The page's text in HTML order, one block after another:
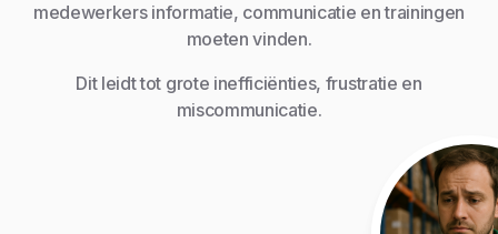
medewerkers informatie, communicatie en trainingen
moeten vinden.
Dit leidt tot grote inefficiënties, frustratie en
miscommunicatie.